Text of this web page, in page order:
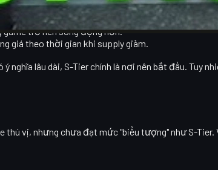
lobby và trong game.
giúp bạn dễ tập trung hơn khi ngắm bắn.
trở nên sống động hơn.
giá theo thời gian khi supply giảm.
lâu dài, S-Tier chính là nơi nên bắt đầu. Tuy
vị, nhưng chưa đạt mức "biểu tượng" như S-